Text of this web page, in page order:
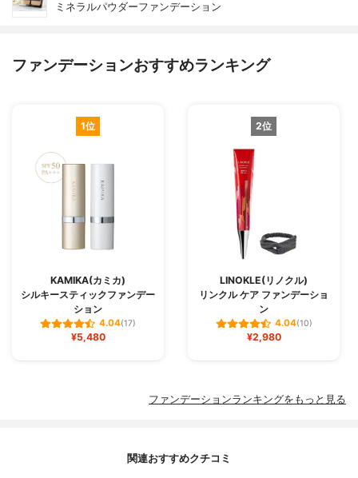
ミネラルパウダーファンデーション
ファンデーションおすすめランキング
1位
KAMIKA(カミカ)
シルキースティックファンデー
ション
4.04(17)
¥5,480
2位
LINOKLE(リノクル)
リンクル ケア ファンデーショ
ン
4.04(10)
¥2,980
ファンデーションランキングをもっと見る
関連おすすめクチコミ